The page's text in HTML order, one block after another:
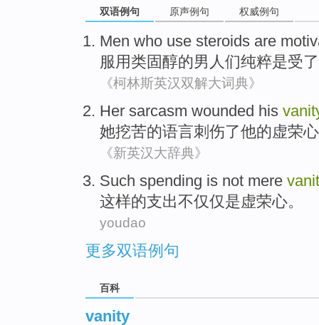
双语例句 原声例句 权威例句
Men who use steroids are
服用 类固醇的男 人们纯粹是受
《柯林斯英汉双解大词典》
Her sarcasm wounded his
她挖苦的语言刺伤了他的虚荣心
《新英汉大辞典》
Such spending is not mere
这样的支出不仅仅是虚荣心。
youdao
更多双语例句
百科
vanity